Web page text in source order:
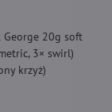
20g soft
3× swirl)
krzyż)